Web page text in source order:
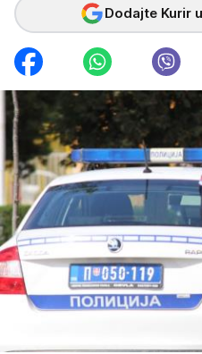
Dodajte Kurir